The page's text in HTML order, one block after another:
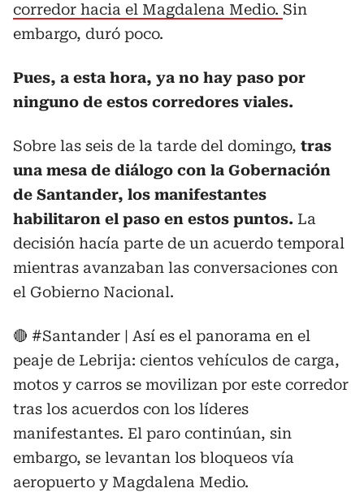
corredor hacia el Magdalena Medio. Sin
embargo, duró poco.
Pues, a esta hora, ya no hay paso por
ninguno de estos corredores viales.
Sobre las seis de la tarde del domingo, tras
una mesa de diálogo con la Gobernación
de Santander, los manifestantes
habilitaron el paso en estos puntos. La
decisión hacía parte de un acuerdo temporal
mientras avanzaban las conversaciones con
el Gobierno Nacional.
🔴 #Santander | Así es el panorama en el
peaje de Lebrija: cientos vehículos de carga,
motos y carros se movilizan por este corredor
tras los acuerdos con los líderes
manifestantes. El paro continúan, sin
embargo, se levantan los bloqueos vía
aeropuerto y Magdalena Medio.